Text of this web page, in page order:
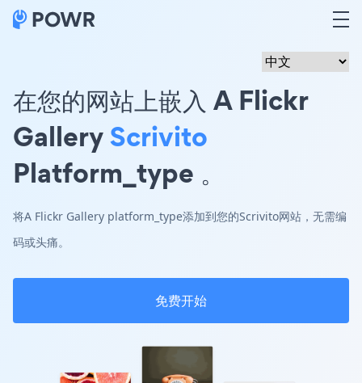
在您的网站上嵌入 A Flickr
GalleryScrivito
Platform_type 。
将A Flickr Gallery platform_type添加到您的Scrivito网站，无需编
码或头痛。
免费开始